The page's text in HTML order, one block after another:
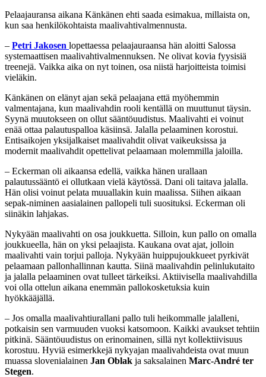
Pelaajauransa aikana Känkänen ehti saada esimakua, millaista on,
kun saa henkilökohtaista maalivahtivalmennusta.
– Petri Jakosen lopettaessa pelaajauraansa hän aloitti Salossa
systemaattisen maalivahtivalmennuksen. Ne olivat kovia fyysisiä
treenejä. Vaikka aika on nyt toinen, osa niistä harjoitteista toimisi
vieläkin.
Känkänen on elänyt ajan sekä pelaajana että myöhemmin
valmentajana, kun maalivahdin rooli kentällä on muuttunut täysin.
Syynä muutokseen on ollut sääntöuudistus. Maalivahti ei voinut
enää ottaa palautuspalloa käsiinsä. Jalalla pelaaminen korostui.
Entisaikojen yksijalkaiset maalivahdit olivat vaikeuksissa ja
modernit maalivahdit opettelivat pelaamaan molemmilla jaloilla.
– Eckerman oli aikaansa edellä, vaikka hänen urallaan
palautussääntö ei ollutkaan vielä käytössä. Dani oli taitava jalalla.
Hän olisi voinut pelata muuallakin kuin maalissa. Siihen aikaan
sepak-niminen aasialainen pallopeli tuli suosituksi. Eckerman oli
siinäkin lahjakas.
Nykyään maalivahti on osa joukkuetta. Silloin, kun pallo on omalla
joukkueella, hän on yksi pelaajista. Kaukana ovat ajat, jolloin
maalivahti vain torjui palloja. Nykyään huippujoukkueet pyrkivät
pelaamaan pallonhallinnan kautta. Siinä maalivahdin pelinlukutaito
ja jalalla pelaaminen ovat tulleet tärkeiksi. Aktiivisella maalivahdilla
voi olla ottelun aikana enemmän pallokosketuksia kuin
hyökkääjällä.
– Jos omalla maalivahtiurallani pallo tuli heikommalle jalalleni,
potkaisin sen varmuuden vuoksi katsomoon. Kaikki avaukset tehtiin
pitkinä. Sääntöuudistus on erinomainen, sillä nyt kollektiivisuus
korostuu. Hyviä esimerkkejä nykyajan maalivahdeista ovat muun
muassa slovenialainen Jan Oblak ja saksalainen Marc-André ter
Stegen.